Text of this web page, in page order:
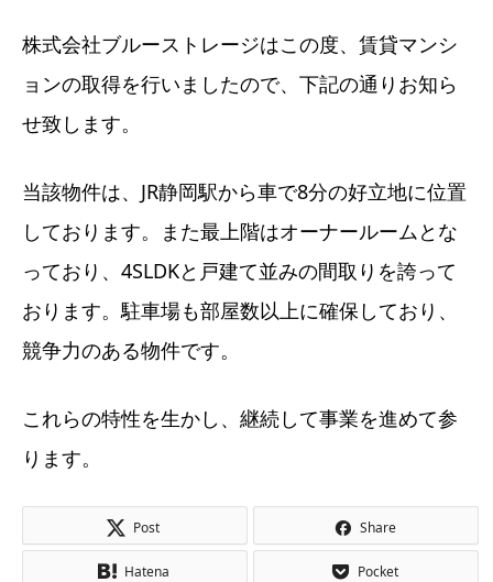
株式会社ブルーストレージはこの度、賃貸マンシ
ョンの取得を行いましたので、下記の通りお知ら
せ致します。
当該物件は、JR静岡駅から車で8分の好立地に位置
しております。また最上階はオーナールームとな
っており、4SLDKと戸建て並みの間取りを誇って
おります。駐車場も部屋数以上に確保しており、
競争力のある物件です。
これらの特性を生かし、継続して事業を進めて参
ります。
Post Share
Hatena Pocket